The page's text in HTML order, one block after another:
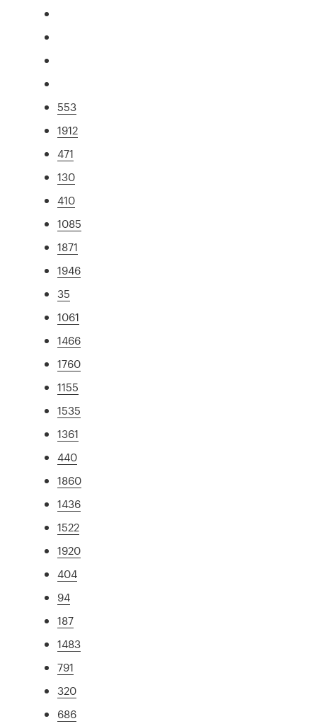
553
1912
471
130
410
1085
1871
1946
35
1061
1466
1760
1155
1535
1361
440
1860
1436
1522
1920
404
94
187
1483
791
320
686